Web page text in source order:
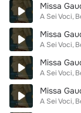
Missa
A Sei Voci
Missa
A Sei Voci
Missa
A Sei Voci
Missa
A Sei Voci